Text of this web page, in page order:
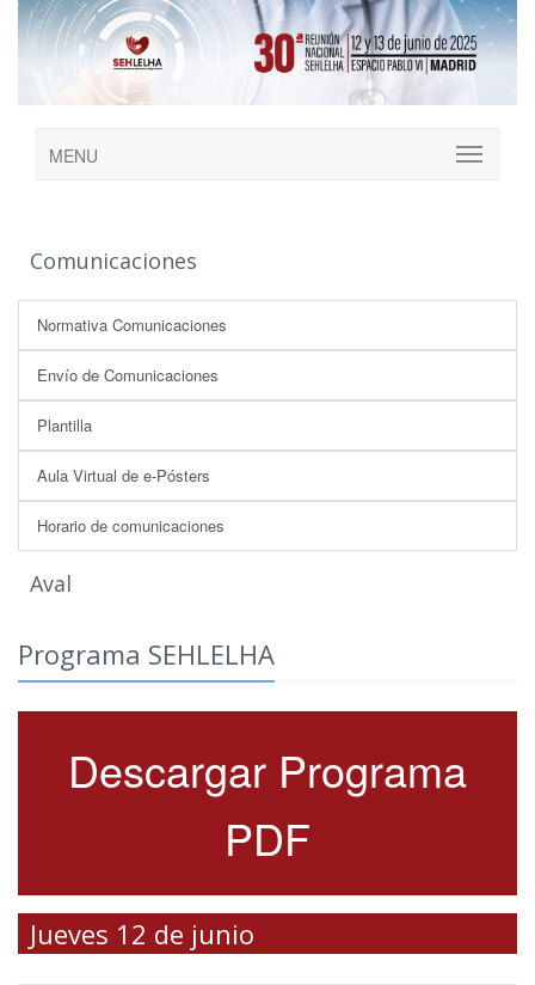
MENU
Comunicaciones
Normativa Comunicaciones
Envío de Comunicaciones
Plantilla
Aula Virtual de e-Pósters
Horario de comunicaciones
Aval
Programa SEHLELHA
Descargar Programa
PDF
Jueves 12 de junio